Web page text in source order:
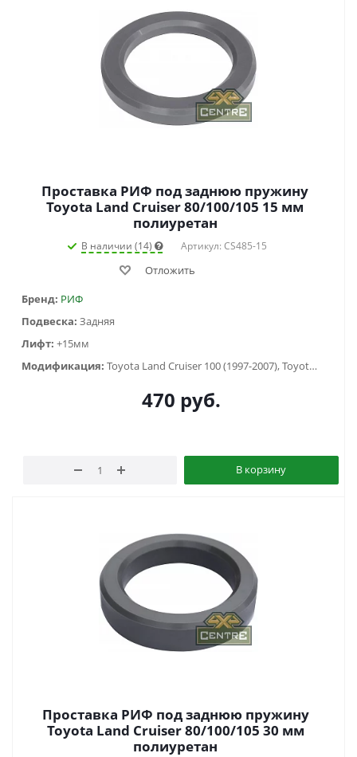
Проставка РИФ под заднюю пружину
Toyota Land Cruiser 80/100/105 15 мм
полиуретан
В наличии (14) Артикул: CS485-15
Отложить
Бренд: РИФ
Подвеска: Задняя
Лифт: +15мм
Модификация:
Toyota Land Cruiser 100 (1997-2007), Toyota Land Cruiser 105 (1998-2006), Toyota Land Cruiser 80 (1988-1998)
470 руб.
В корзину
Проставка РИФ под заднюю пружину
Toyota Land Cruiser 80/100/105 30 мм
полиуретан